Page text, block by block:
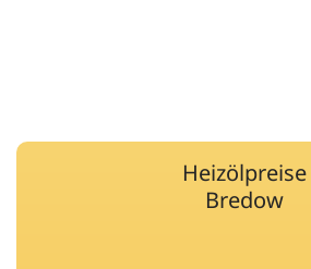
Heizölpreise
Bredow